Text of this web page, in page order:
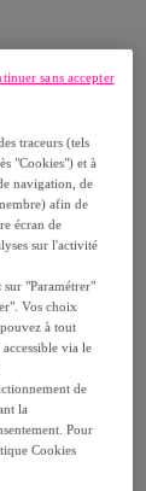
du
un
belles
traceurs (tels
"Cookies") et à
navigation, de
afin de
écran de
sur l'activité
"Paramétrer"
Vos choix
à tout
via le
de
la
Pour
Cookies
sans accepter